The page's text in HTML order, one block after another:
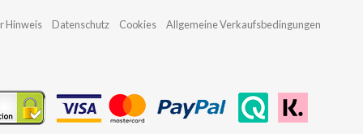
Hinweis Datenschutz Cookies Allgemeine Verkaufsbedingungen